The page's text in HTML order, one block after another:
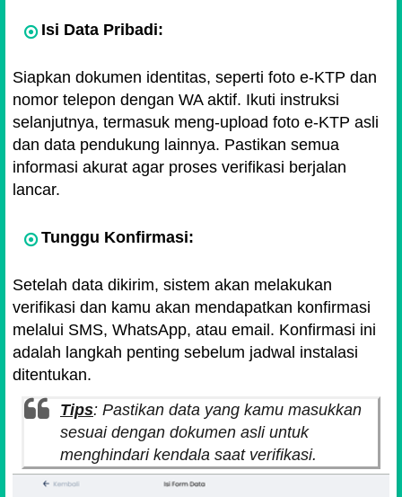
Isi Data Pribadi:
Siapkan dokumen identitas, seperti foto e-KTP dan
nomor telepon dengan WA aktif. Ikuti instruksi
selanjutnya, termasuk meng-upload foto e-KTP asli
dan data pendukung lainnya. Pastikan semua
informasi akurat agar proses verifikasi berjalan
lancar.
Tunggu Konfirmasi:
Setelah data dikirim, sistem akan melakukan
verifikasi dan kamu akan mendapatkan konfirmasi
melalui SMS, WhatsApp, atau email. Konfirmasi ini
adalah langkah penting sebelum jadwal instalasi
ditentukan.
Tips: Pastikan data yang kamu masukkan
sesuai dengan dokumen asli untuk
menghindari kendala saat verifikasi.